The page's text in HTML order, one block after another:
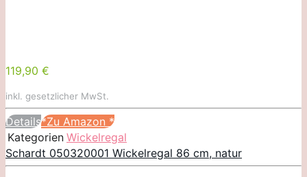
119,90 €
inkl. gesetzlicher MwSt.
Details*Zu Amazon *
Kategorien Wickelregal
Schardt 050320001 Wickelregal 86 cm, natur